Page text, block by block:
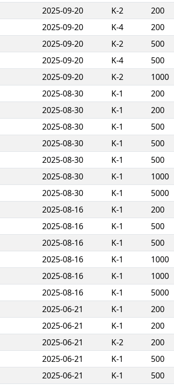
2025-09-20 K-2 200
2025-09-20 K-4 200
2025-09-20 K-2 500
2025-09-20 K-4 500
2025-09-20 K-2 1000
2025-08-30 K-1 200
2025-08-30 K-1 200
2025-08-30 K-1 500
2025-08-30 K-1 500
2025-08-30 K-1 500
2025-08-30 K-1 1000
2025-08-30 K-1 5000
2025-08-16 K-1 200
2025-08-16 K-1 500
2025-08-16 K-1 500
2025-08-16 K-1 1000
2025-08-16 K-1 1000
2025-08-16 K-1 5000
2025-06-21 K-1 200
2025-06-21 K-1 200
2025-06-21 K-2 200
2025-06-21 K-1 500
2025-06-21 K-1 500